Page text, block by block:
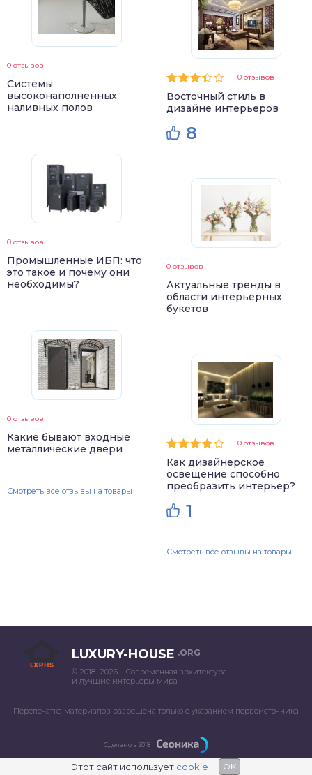
0 отзывов
Системы
высоконаполненных
наливных полов
0 отзывов
Промышленные ИБП: что
это такое и почему они
необходимы?
0 отзывов
Какие бывают входные
металлические двери
Смотреть все отзывы на товары
0 отзывов
Восточный стиль в
дизайне интерьеров
8
0 отзывов
Актуальные тренды в
области интерьерных
букетов
0 отзывов
Как дизайнерское
освещение способно
преобразить интерьер?
1
Смотреть все отзывы на товары
LUXURY-HOUSE .ORG
© 2018–2026 – Современная архитектура
и лучшие интерьеры мира
Перепечатка материалов разрешена только с указанием первоисточника
Сделано в 2018
Этот сайт использует cookie OK